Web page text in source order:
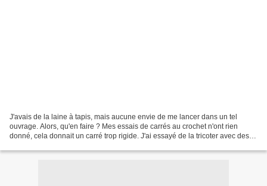
J'avais de la laine à tapis, mais aucune envie de me lancer dans un tel
ouvrage. Alors, qu'en faire ? Mes essais de carrés au crochet n'ont rien
donné, cela donnait un carré trop rigide. J'ai essayé de la tricoter avec des